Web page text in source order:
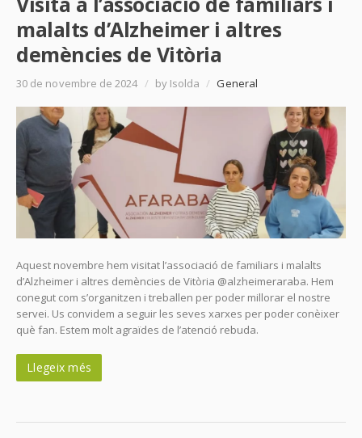
malalts d’Alzheimer i altres
demències de Vitòria
30 de novembre de 2024 / by Isolda / General
Aquest novembre hem visitat l’associació de familiars i malalts
d’Alzheimer i altres demències de Vitòria @alzheimeraraba. Hem
conegut com s’organitzen i treballen per poder millorar el nostre
servei. Us convidem a seguir les seves xarxes per poder conèixer
què fan. Estem molt agraïdes de l’atenció rebuda.
Llegeix més